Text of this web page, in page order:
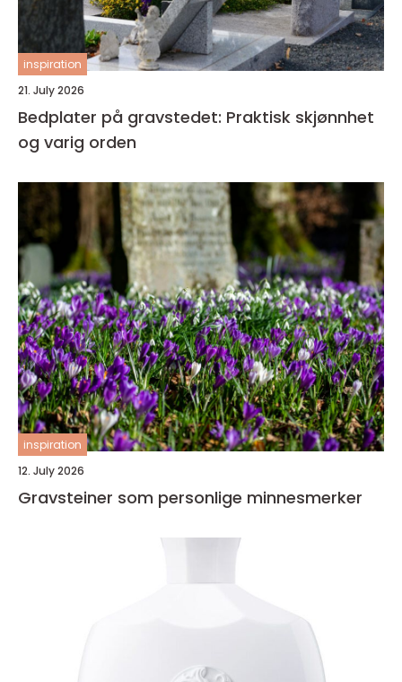
inspiration
21. July 2026
Bedplater på gravstedet: Praktisk skjønnhet
og varig orden
inspiration
12. July 2026
Gravsteiner som personlige minnesmerker